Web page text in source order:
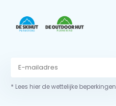
* Lees hier de wettelijke beperkingen